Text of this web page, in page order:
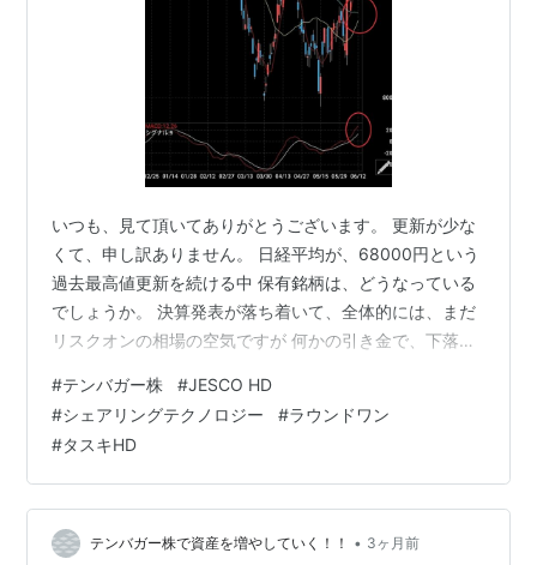
いつも、見て頂いてありがとうございます。 更新が少な
くて、申し訳ありません。 日経平均が、68000円という
過去最高値更新を続ける中 保有銘柄は、どうなっている
でしょうか。 決算発表が落ち着いて、全体的には、まだ
リスクオンの相場の空気ですが 何かの引き金で、下落し
りにくいのではないかと思っています。 今日、グットコ
ムアセットの決算発表がありましたが、PTSでは少し上
昇の 織り込み済みな感じです。 ではでは、チャートを見
てみましょう。 まずは、ラウンドワンの日足チャートで
す。 綺麗な弱三尊チャートで、直近高値のレッドライン
も抜けて 25日線が7…
#テンバガー株 #JESCO HD
#シェアリングテクノロジー #ラウンドワン
#タスキHD
テンバガー株で資産を増やしていく！！ • 3ヶ月前